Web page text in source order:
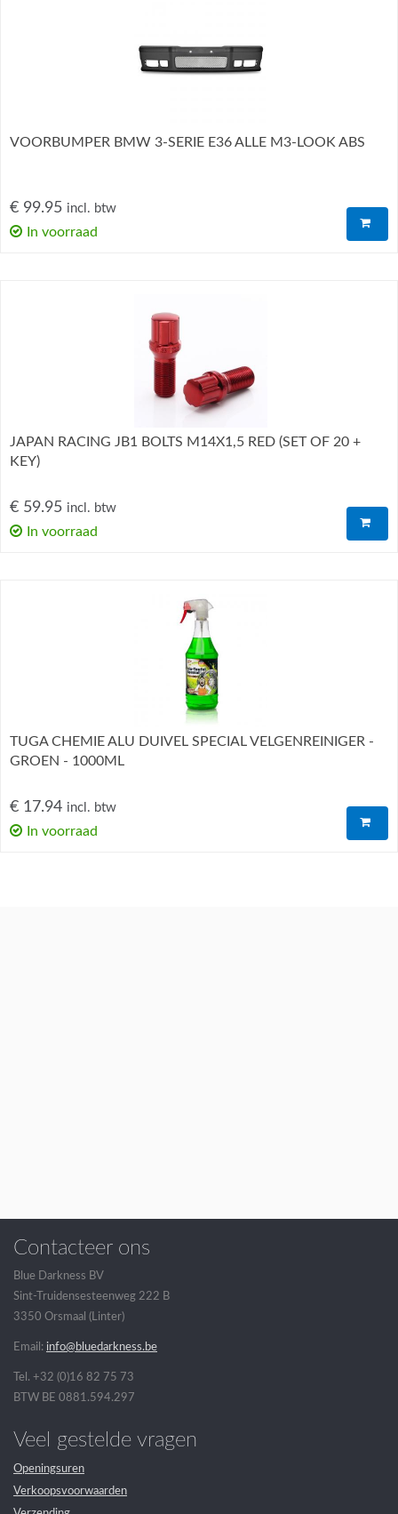
VOORBUMPER BMW 3-SERIE E36 ALLE M3-LOOK ABS
€ 99.95 incl. btw
In voorraad
JAPAN RACING JB1 BOLTS M14X1,5 RED (SET OF 20 +
KEY)
€ 59.95 incl. btw
In voorraad
TUGA CHEMIE ALU DUIVEL SPECIAL VELGENREINIGER -
GROEN - 1000ML
€ 17.94 incl. btw
In voorraad
Contacteer ons
Blue Darkness BV
Sint-Truidensesteenweg 222 B
3350 Orsmaal (Linter)
Email: info@bluedarkness.be
Tel. +32 (0)16 82 75 73
BTW BE 0881.594.297
Veel gestelde vragen
Openingsuren
Verkoopsvoorwaarden